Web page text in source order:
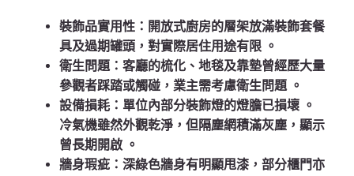
裝飾品實用性 ：開放式廚房的層架放滿裝飾套餐
具及過期罐頭，對實際居住用途有限 。
衛生問題：客廳的梳化、地毯及靠墊曾經歷大量
參觀者踩踏或觸碰，業主需考慮衛生問題 。
設備損耗 ：單位內部分裝飾燈的燈膽已損壞 。
冷氣機雖然外觀乾淨，但隔塵網積滿灰塵，顯示
曾長期開啟 。
牆身瑕疵 ：深綠色牆身有明顯甩漆，部分櫃門亦